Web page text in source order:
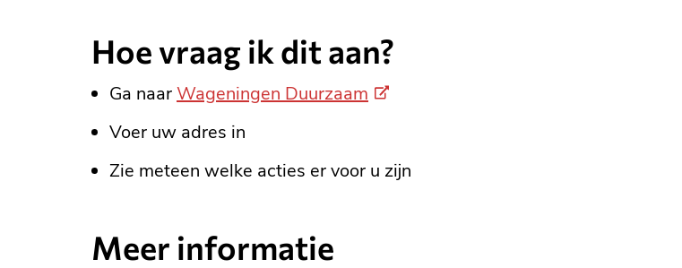
Hoe vraag ik dit aan?
Ga naarWageningen Duurzaam (Externe
Voer uw adres in
Zie meteen welke acties er voor u zijn
Meer informatie